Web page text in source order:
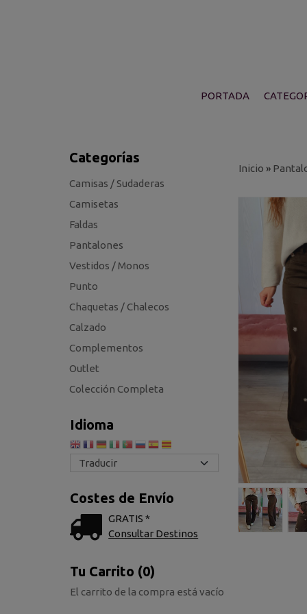
PORTADA
Categorías
Camisas / Sudaderas
Camisetas
Faldas
Pantalones
Vestidos / Monos
Punto
Chaquetas / Chalecos
Calzado
Complementos
Outlet
Colección Completa
Idioma
Costes de Envío
GRATIS *
Consultar Destinos
Tu Carrito (0)
El carrito de la compra está vacío
Inicio »